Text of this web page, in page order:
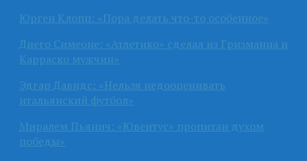
Юрген Клопп: «Пора делать что-то особенное»
Диего Симеоне: «Атлетико» сделал из Гризманна и
Карраско мужчин»
Эдгар Давидс: «Нельзя недооценивать
итальянский футбол»
Миралем Пьянич: «Ювентус» пропитан духом
победы»